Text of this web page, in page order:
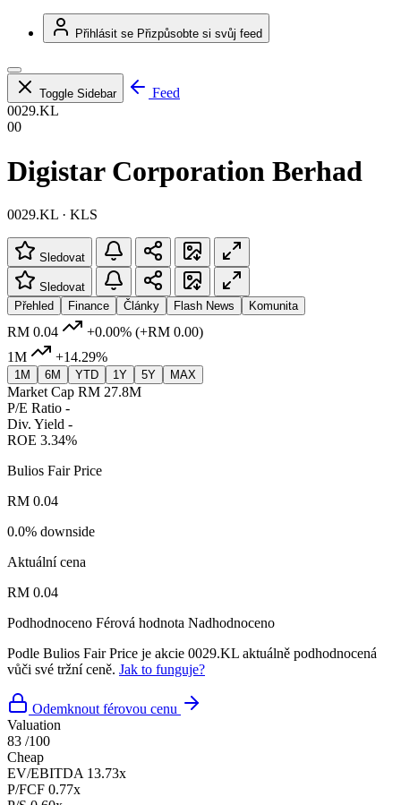
Přihlásit se Přizpůsobte si svůj feed
Toggle Sidebar
Feed
0029.KL
00
Digistar Corporation Berhad
0029.KL · KLS
Sledovat
Sledovat
Přehled
Finance Články Flash News Komunita
RM 0.04 +0.00% (+RM 0.00)
1M
+14.29%
1M 6M YTD 1Y 5Y MAX
Market Cap RM 27.8M
P/E Ratio -
Div. Yield -
ROE 3.34%
Bulios Fair Price
RM 0.04
0.0% downside
Aktuální cena
RM 0.04
Podhodnoceno Férová hodnota Nadhodnoceno
Podle Bulios Fair Price je akcie 0029.KL aktuálně podhodnocená
vůči své tržní ceně. Jak to funguje?
Odemknout férovou cenu
Valuation
83 /100
Cheap
EV/EBITDA 13.73x
P/FCF 0.77x